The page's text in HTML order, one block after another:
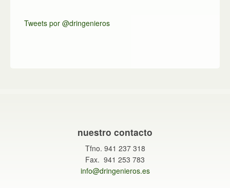
Tweets por @dringenieros
nuestro contacto
Tfno. 941 237 318
Fax. 941 253 783
info@dringenieros.es